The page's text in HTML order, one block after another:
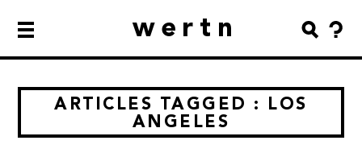
wertn
ARTICLES TAGGED : LOS
ANGELES